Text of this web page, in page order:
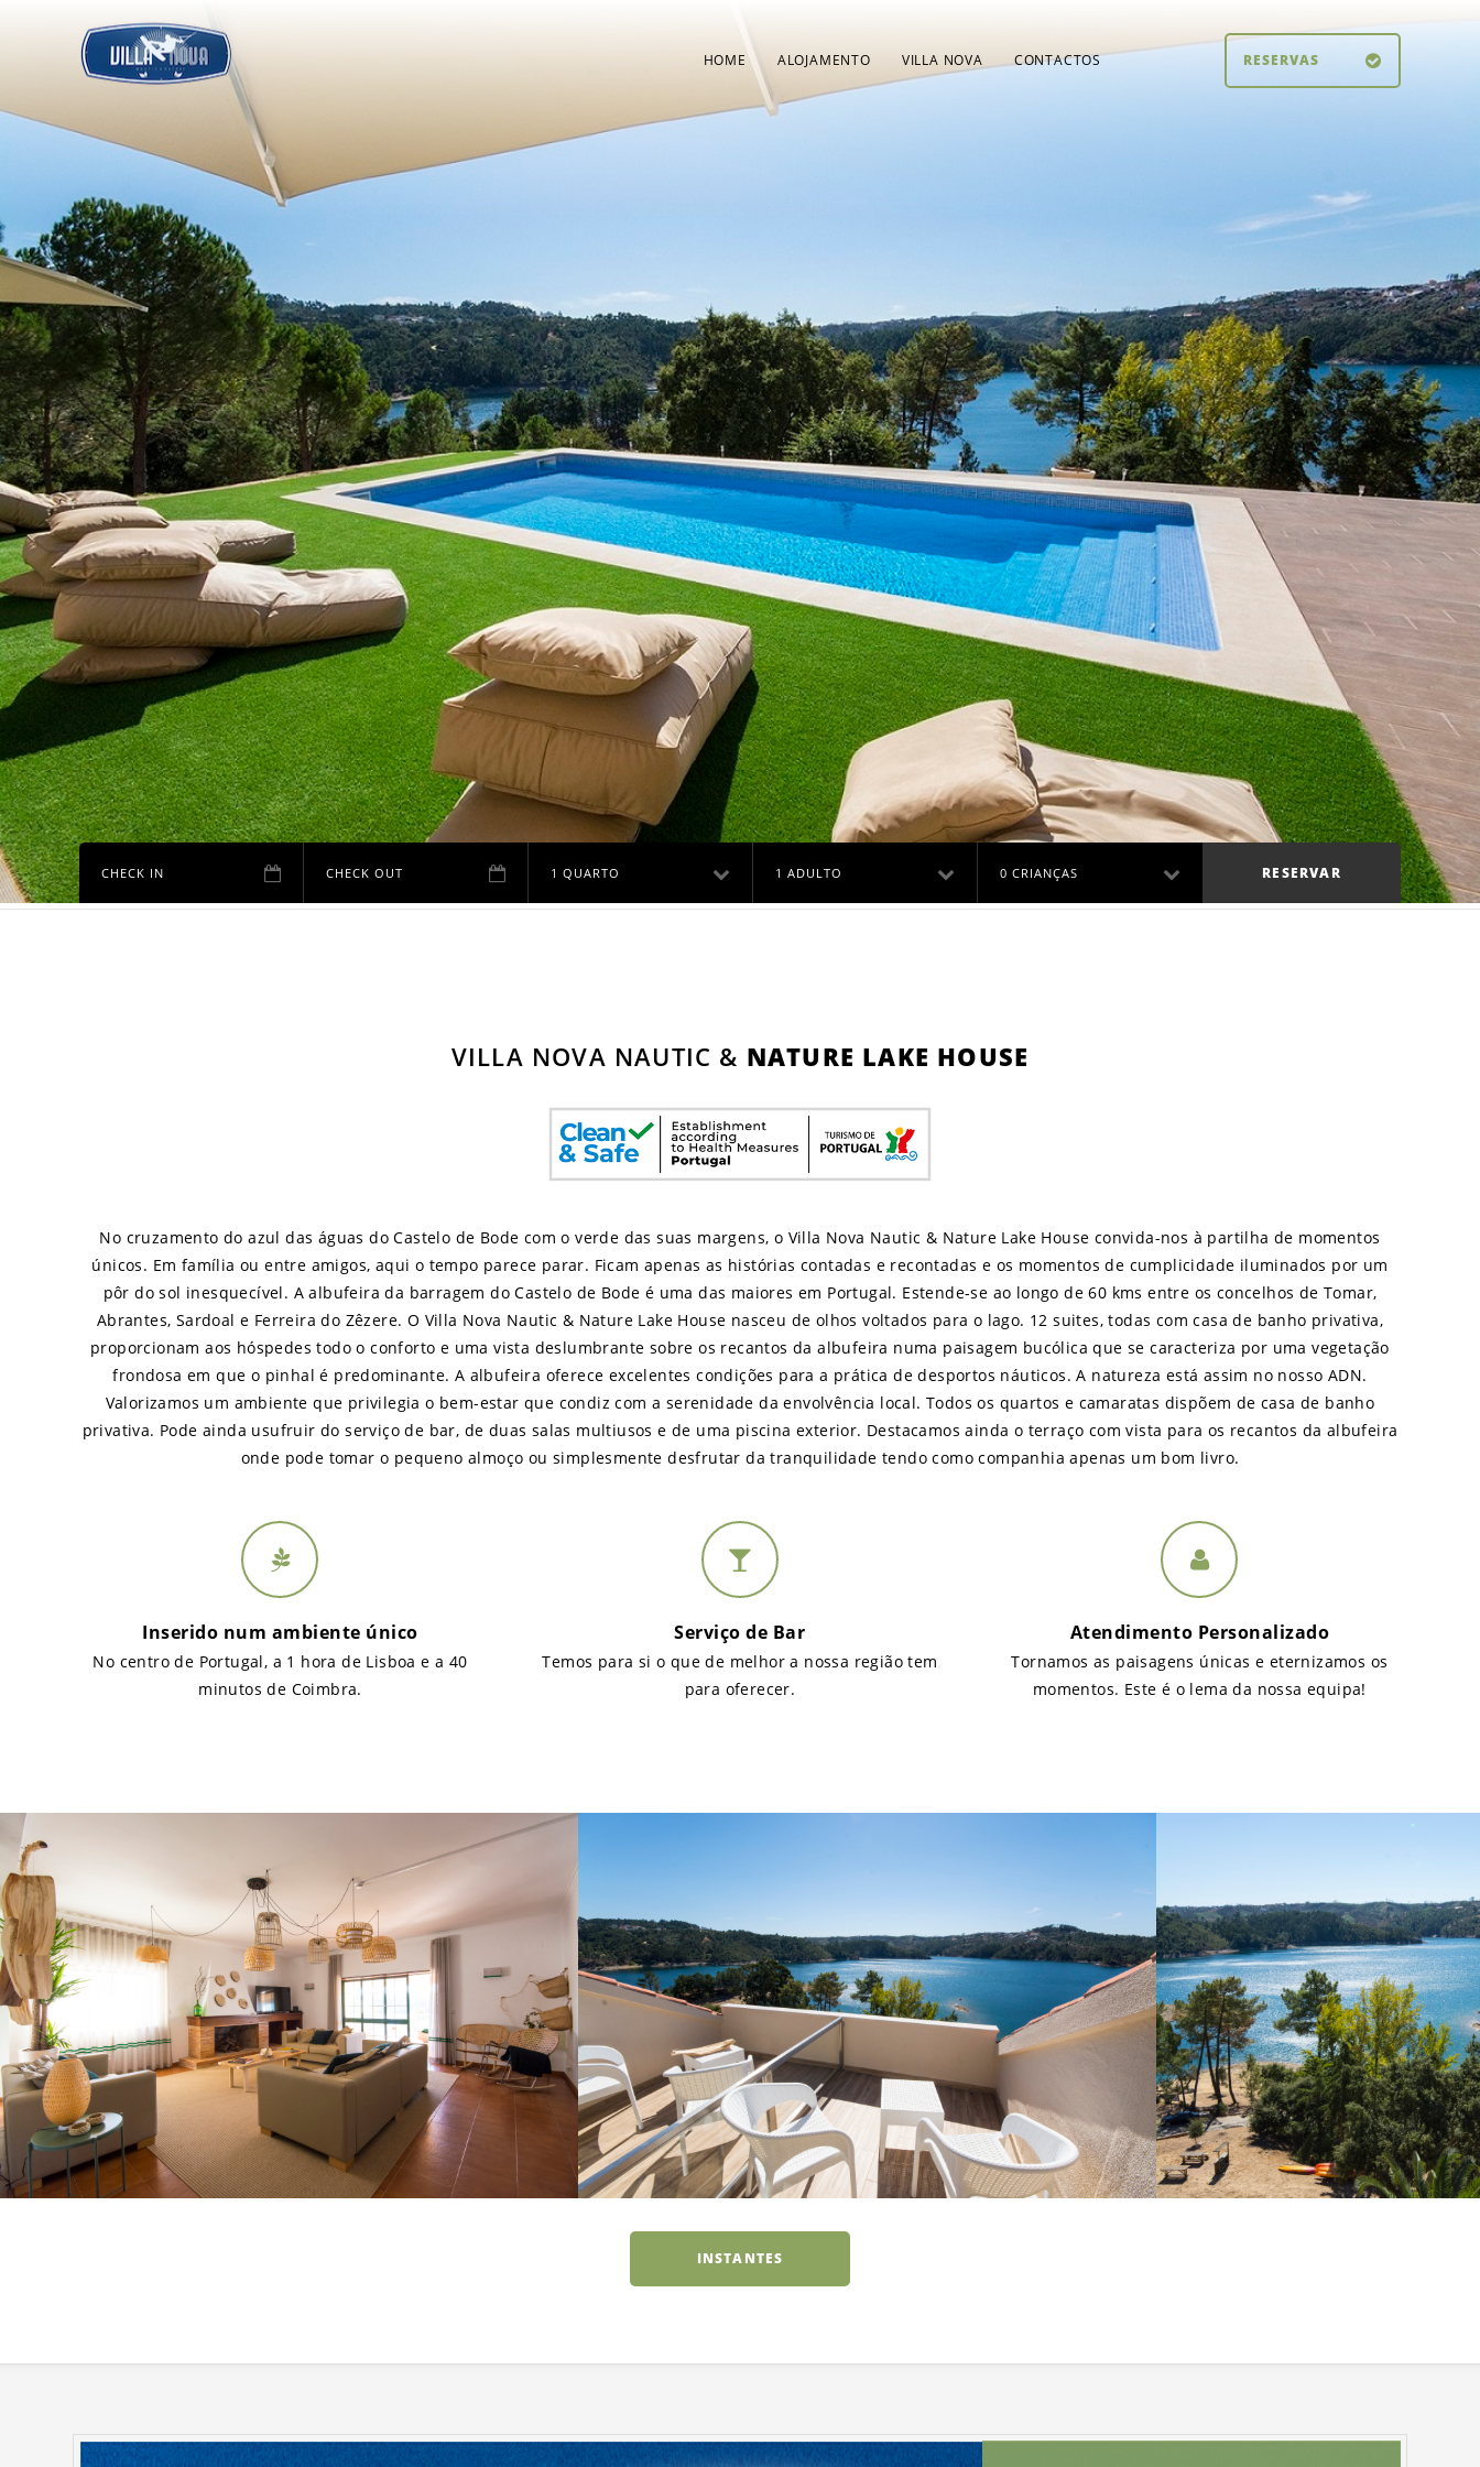
HOME ALOJAMENTO VILLA NOVA CONTACTOS RESERVAS
1 QUARTO 1 ADULTO 0 CRIANÇAS RESERVAR
VILLA NOVA NAUTIC & NATURE LAKE HOUSE
No cruzamento do azul das águas do Castelo de Bode com o verde das suas margens, o Villa Nova Nautic & Nature Lake House convida-nos à partilha de momentos
únicos. Em família ou entre amigos, aqui o tempo parece parar. Ficam apenas as histórias contadas e recontadas e os momentos de cumplicidade iluminados por um
pôr do sol inesquecível. A albufeira da barragem do Castelo de Bode é uma das maiores em Portugal. Estende-se ao longo de 60 kms entre os concelhos de Tomar,
Abrantes, Sardoal e Ferreira do Zêzere. O Villa Nova Nautic & Nature Lake House nasceu de olhos voltados para o lago. 12 suites, todas com casa de banho privativa,
proporcionam aos hóspedes todo o conforto e uma vista deslumbrante sobre os recantos da albufeira numa paisagem bucólica que se caracteriza por uma vegetação
frondosa em que o pinhal é predominante. A albufeira oferece excelentes condições para a prática de desportos náuticos. A natureza está assim no nosso ADN.
Valorizamos um ambiente que privilegia o bem-estar que condiz com a serenidade da envolvência local. Todos os quartos e camaratas dispõem de casa de banho
privativa. Pode ainda usufruir do serviço de bar, de duas salas multiusos e de uma piscina exterior. Destacamos ainda o terraço com vista para os recantos da albufeira
onde pode tomar o pequeno almoço ou simplesmente desfrutar da tranquilidade tendo como companhia apenas um bom livro.
Inserido num ambiente único
No centro de Portugal, a 1 hora de Lisboa e a 40
minutos de Coimbra.
Serviço de Bar
Temos para si o que de melhor a nossa região tem
para oferecer.
Atendimento Personalizado
Tornamos as paisagens únicas e eternizamos os
momentos. Este é o lema da nossa equipa!
INSTANTES